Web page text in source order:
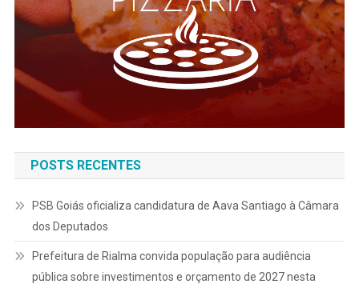
POSTS RECENTES
PSB Goiás oficializa candidatura de Aava Santiago à Câmara
dos Deputados
Prefeitura de Rialma convida população para audiência
pública sobre investimentos e orçamento de 2027 nesta